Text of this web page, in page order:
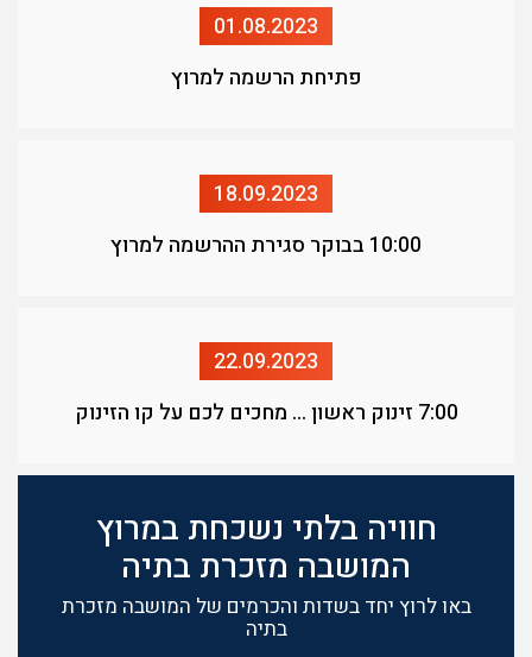
01.08.2023
פתיחת הרשמה למרוץ
18.09.2023
10:00 בבוקר סגירת ההרשמה למרוץ
22.09.2023
7:00 זינוק ראשון ... מחכים לכם על קו הזינוק
חוויה בלתי נשכחת במרוץ
המושבה מזכרת בתיה
באו לרוץ יחד בשדות והכרמים של המושבה מזכרת
בתיה